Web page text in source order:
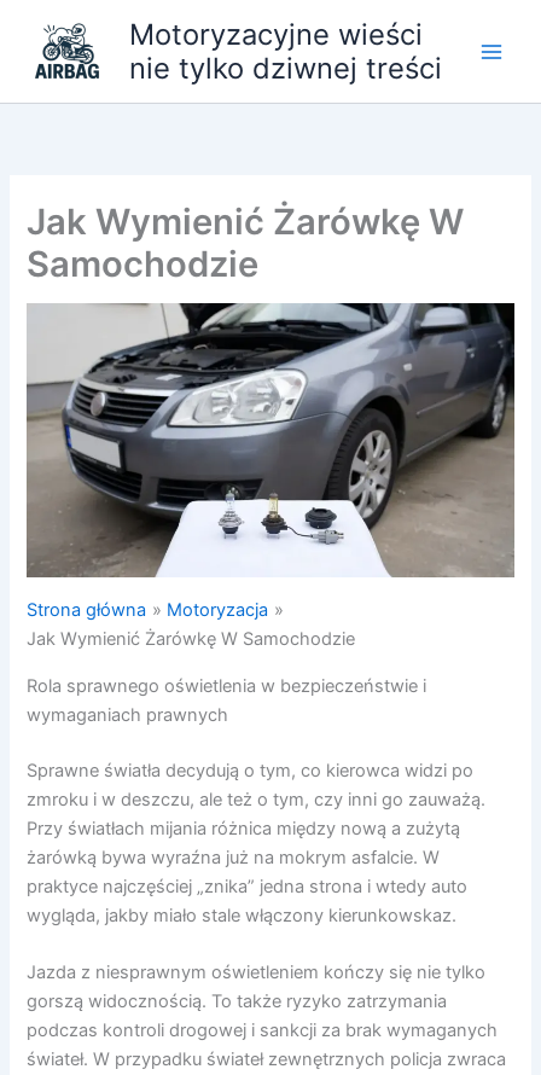
treści
Motoryzacyjne wieści
nie tylko dziwnej treści
Jak Wymienić Żarówkę W
Samochodzie
Strona główna
Motoryzacja
Jak Wymienić Żarówkę W Samochodzie
Rola sprawnego oświetlenia w bezpieczeństwie i
wymaganiach prawnych
Sprawne światła decydują o tym, co kierowca widzi po
zmroku i w deszczu, ale też o tym, czy inni go zauważą.
Przy światłach mijania różnica między nową a zużytą
żarówką bywa wyraźna już na mokrym asfalcie. W
praktyce najczęściej „znika” jedna strona i wtedy auto
wygląda, jakby miało stale włączony kierunkowskaz.
Jazda z niesprawnym oświetleniem kończy się nie tylko
gorszą widocznością. To także ryzyko zatrzymania
podczas kontroli drogowej i sankcji za brak wymaganych
świateł. W przypadku świateł zewnętrznych policja zwraca